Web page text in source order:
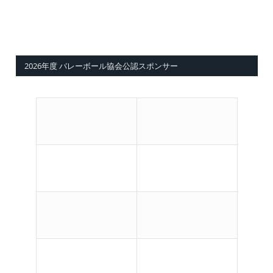
2026年度 バレーボール協会公認スポンサー